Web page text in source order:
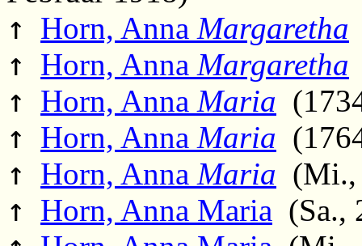
↑ Horn, Anna Margaretha
↑ Horn, Anna Margaretha
↑ Horn, Anna Maria
↑ Horn, Anna Maria
↑ Horn, Anna Maria (Mi.,
↑ Horn, Anna Maria (Sa.,